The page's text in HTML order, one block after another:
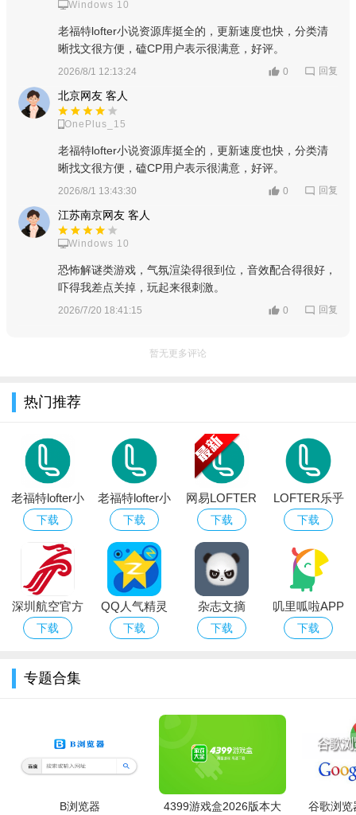
◇有很多的社交圈子都可以加入进去，还可以更好的和圈子
里面的人相互创作社交。
◇内容探索，你爱看的推荐给你。通过个性化的标签或者喜
欢推荐方式，将你喜欢的内容通过列表或者图文的方式推荐给大
家，发现精彩内容；
购买各种各样优选物品，其中有大家喜欢的各种各样周边以及超
萌小玩偶等，都是很有意思的小玩意儿。
◇每一个人都是与众不同的，享受个性化的推荐定制系统，
每一个用户能看到的信息内容都是非常有差异的，享受个性化的
亮点
如果你也热爱二次元，这里是衍生创作的集中地如镇魂、全
Windows 10
老福特lofter小说资源库挺全的，更新速度也快，分类清
晰找文很方便，磕CP用户表示很满意，好评。
2026/8/1 12:13:24 0 回复
北京网友 客人
OnePlus_15
老福特lofter小说资源库挺全的，更新速度也快，分类清
晰找文很方便，磕CP用户表示很满意，好评。
2026/8/1 13:43:30 0 回复
江苏南京网友 客人
Windows 10
恐怖解谜类游戏，气氛渲染得很到位，音效配合得很好，
吓得我差点关掉，玩起来很刺激。
2026/7/20 18:41:15 0 回复
暂无更多评论
热门推荐
老福特lofter小
说软件下载
下载
老福特lofter小
说官方下载最
新版
下载
网易LOFTER
老福特app官
方版下载安装
下载
LOFTER乐乎
app
下载
深圳航空官方
版app
下载
QQ人气精灵
下载
杂志文摘
下载
叽里呱啦APP
安卓最新版本
下载
专题合集
B浏览器
4399游戏盒2026版本大
谷歌浏览